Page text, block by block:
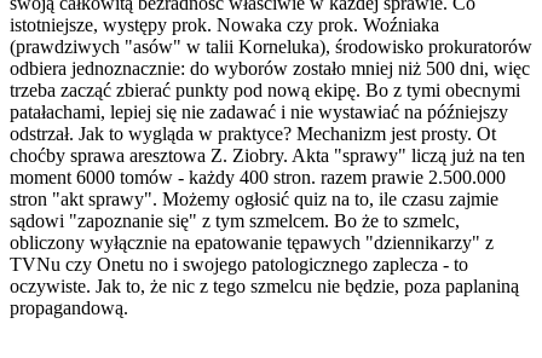
istotniejsze, występy prok. Nowaka czy prok. Woźniaka
(prawdziwych "asów" w talii Korneluka), środowisko prokuratorów
odbiera jednoznacznie: do wyborów zostało mniej niż 500 dni, więc
trzeba zacząć zbierać punkty pod nową ekipę. Bo z tymi obecnymi
patałachami, lepiej się nie zadawać i nie wystawiać na późniejszy
odstrzał. Jak to wygląda w praktyce? Mechanizm jest prosty. Ot
choćby sprawa aresztowa Z. Ziobry. Akta "sprawy" liczą już na ten
moment 6000 tomów - każdy 400 stron. razem prawie 2.500.000
stron "akt sprawy". Możemy ogłosić quiz na to, ile czasu zajmie
sądowi "zapoznanie się" z tym szmelcem. Bo że to szmelc,
obliczony wyłącznie na epatowanie tępawych "dziennikarzy" z
TVNu czy Onetu no i swojego patologicznego zaplecza - to
oczywiste. Jak to, że nic z tego szmelcu nie będzie, poza paplaniną
propagandową.